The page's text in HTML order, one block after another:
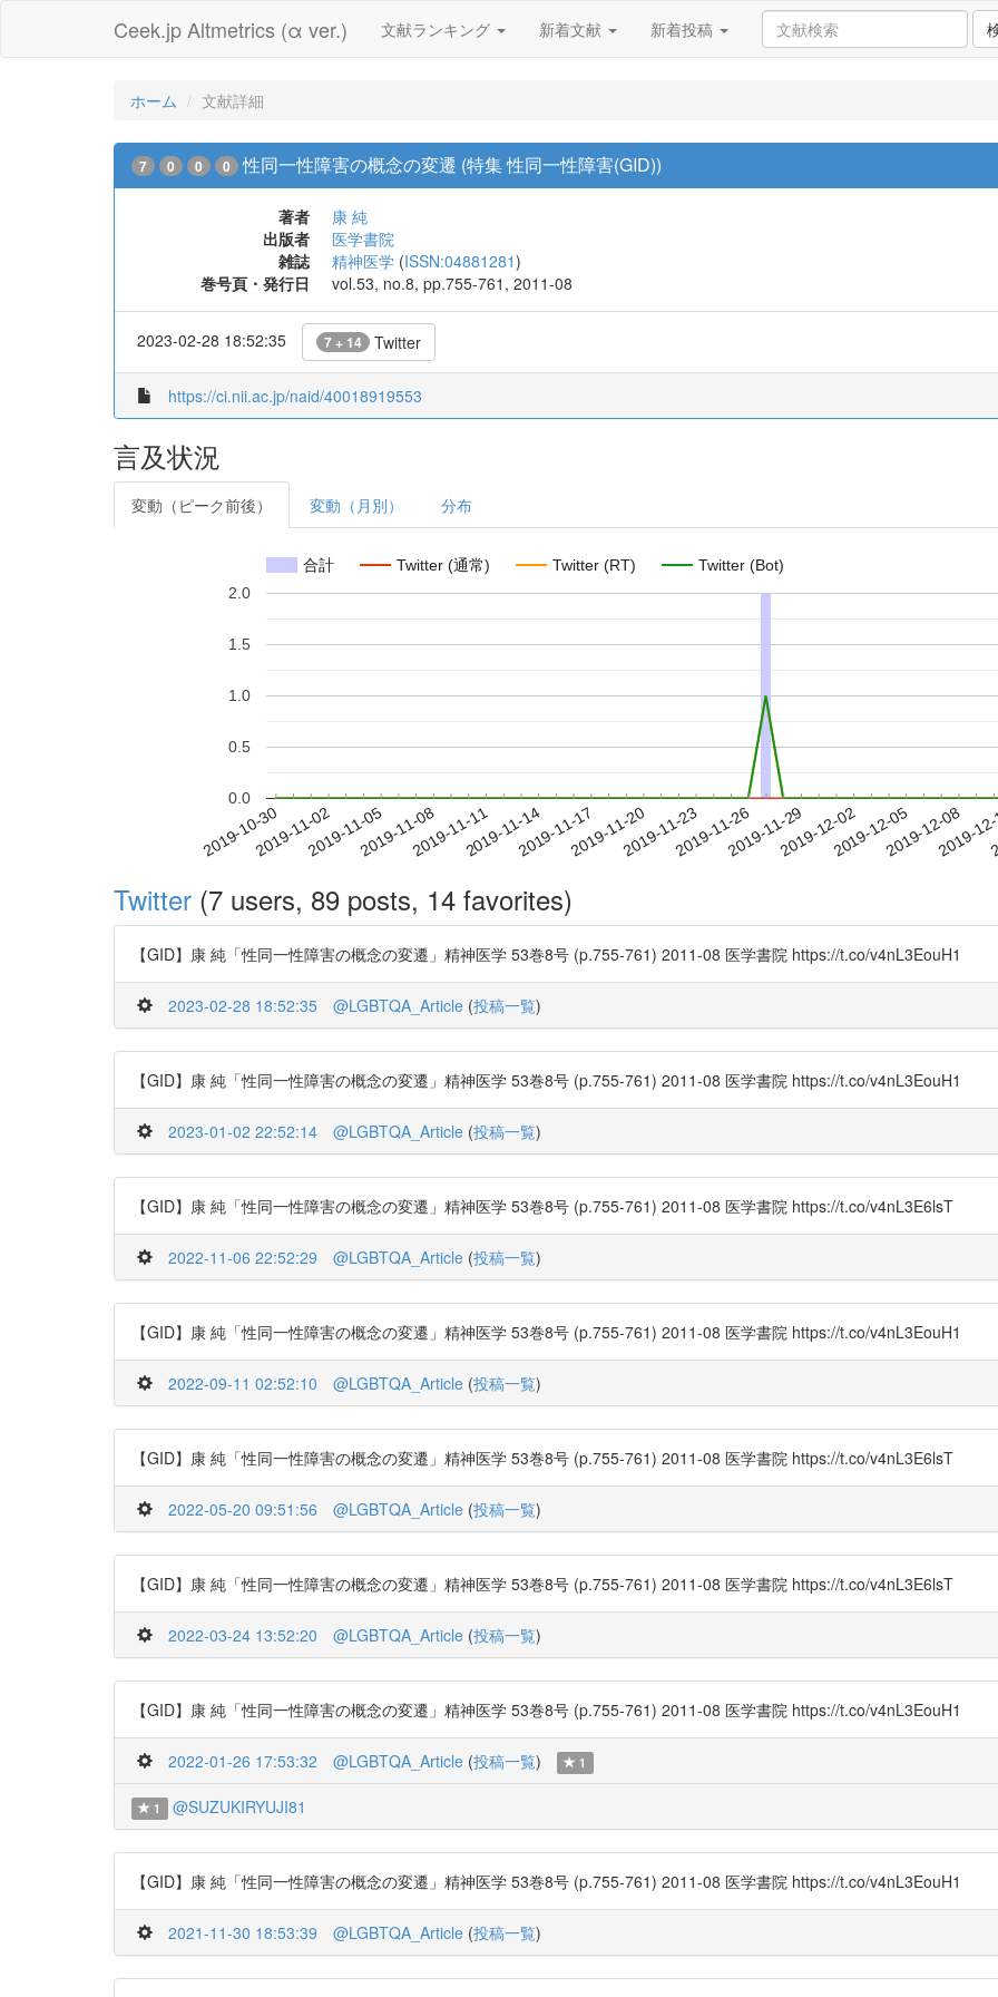
Ceek.jp Altmetrics (α ver.) 文献ランキング 新着文献 新着投稿
ホーム 文献詳細
7 0 0 0 性同一性障害の概念の変遷 (特集 性同一性障害(GID))
著者
康 純
出版者
医学書院
雑誌
精神医学 (ISSN:04881281)
巻号頁・発行日
vol.53, no.8, pp.755-761, 2011-08
2023-02-28 18:52:35 7 + 14 Twitter
https://ci.nii.ac.jp/naid/40018919553
言及状況
変動（ピーク前後） 変動（月別） 分布
合計 Twitter (通常) Twitter (RT) Twitter (Bot)
2019-10-302019-11-022019-11-052019-11-082019-11-112019-11-142019-11-172019-11-202019-11-232019-11-262019-11-292019-12-022019-12-052019-12-08
2019-
0.0
0.5
1.0
1.5
2.0
Twitter (7 users, 89 posts, 14 favorites)
【GID】康 純「性同一性障害の概念の変遷」精神医学 53巻8号 (p.755-761) 2011-08 医学書院 https://t.co/v4nL3EouH1
2023-02-28 18:52:35 @LGBTQA_Article (投稿一覧)
【GID】康 純「性同一性障害の概念の変遷」精神医学 53巻8号 (p.755-761) 2011-08 医学書院 https://t.co/v4nL3EouH1
2023-01-02 22:52:14 @LGBTQA_Article (投稿一覧)
【GID】康 純「性同一性障害の概念の変遷」精神医学 53巻8号 (p.755-761) 2011-08 医学書院 https://t.co/v4nL3E6lsT
2022-11-06 22:52:29 @LGBTQA_Article (投稿一覧)
【GID】康 純「性同一性障害の概念の変遷」精神医学 53巻8号 (p.755-761) 2011-08 医学書院 https://t.co/v4nL3EouH1
2022-09-11 02:52:10 @LGBTQA_Article (投稿一覧)
【GID】康 純「性同一性障害の概念の変遷」精神医学 53巻8号 (p.755-761) 2011-08 医学書院 https://t.co/v4nL3E6lsT
2022-05-20 09:51:56 @LGBTQA_Article (投稿一覧)
【GID】康 純「性同一性障害の概念の変遷」精神医学 53巻8号 (p.755-761) 2011-08 医学書院 https://t.co/v4nL3E6lsT
2022-03-24 13:52:20 @LGBTQA_Article (投稿一覧)
【GID】康 純「性同一性障害の概念の変遷」精神医学 53巻8号 (p.755-761) 2011-08 医学書院 https://t.co/v4nL3EouH1
2022-01-26 17:53:32 @LGBTQA_Article (投稿一覧) 1
1 @SUZUKIRYUJI81
【GID】康 純「性同一性障害の概念の変遷」精神医学 53巻8号 (p.755-761) 2011-08 医学書院 https://t.co/v4nL3EouH1
2021-11-30 18:53:39 @LGBTQA_Article (投稿一覧)